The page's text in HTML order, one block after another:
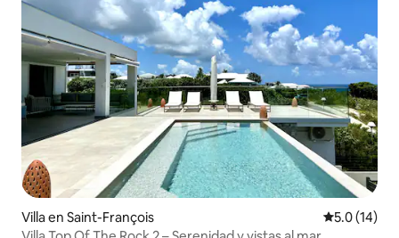
Villa en Saint-François Calificación
5.0 (14)